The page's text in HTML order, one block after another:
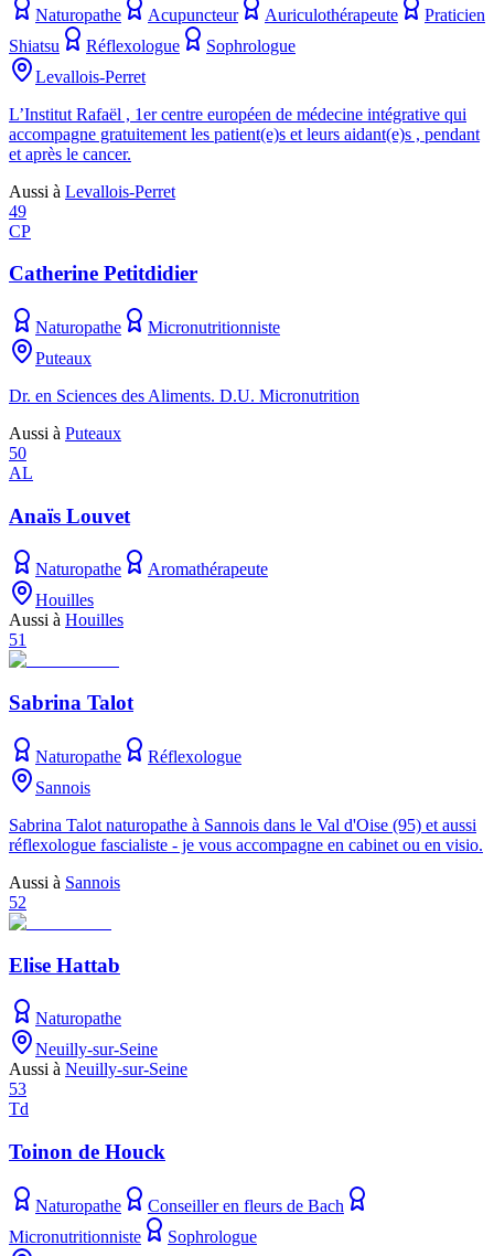
Naturopathe Acupuncteur Auriculothérapeute
Praticien
Shiatsu
Réflexologue
Sophrologue
Levallois-Perret
L’Institut Rafaël , 1er centre européen de médecine intégrative qui
accompagne gratuitement les patient(e)s et leurs aidant(e)s , pendant
et après le cancer.
Aussi à Levallois-Perret
49
CP
Catherine Petitdidier
Naturopathe
Micronutritionniste
Puteaux
Dr. en Sciences des Aliments. D.U. Micronutrition
Aussi à Puteaux
50
AL
Anaïs Louvet
Naturopathe
Aromathérapeute
Houilles
Aussi à Houilles
51
Sabrina Talot
Naturopathe
Réflexologue
Sannois
Sabrina Talot naturopathe à Sannois dans le Val d'Oise (95) et aussi
réflexologue fascialiste - je vous accompagne en cabinet ou en visio.
Aussi à Sannois
52
Elise Hattab
Naturopathe
Neuilly-sur-Seine
Aussi à Neuilly-sur-Seine
53
Td
Toinon de Houck
Naturopathe
Conseiller en fleurs de Bach
Micronutritionniste
Sophrologue